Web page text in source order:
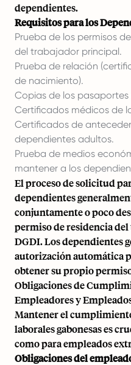
dependientes.
Requisitos para los
Prueba de los permisos
del trabajador principal.
Prueba de relación
de nacimiento).
Copias de los
Certificados médicos de
Certificados de
dependientes adultos.
Prueba de medios
mantener a los
El proceso de solicitud
dependientes
conjuntamente o poco
permiso de residencia
DGDI. Los dependientes
autorización automática
obtener su propio
Obligaciones de
Empleadores y
Mantener el
laborales gabonesas es
como para empleados
Obligaciones del